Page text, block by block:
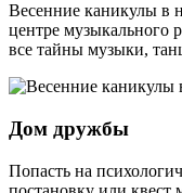
Весенние каникулы в
центре музыкального
все тайны музыки,
Дом дружбы
Попасть на